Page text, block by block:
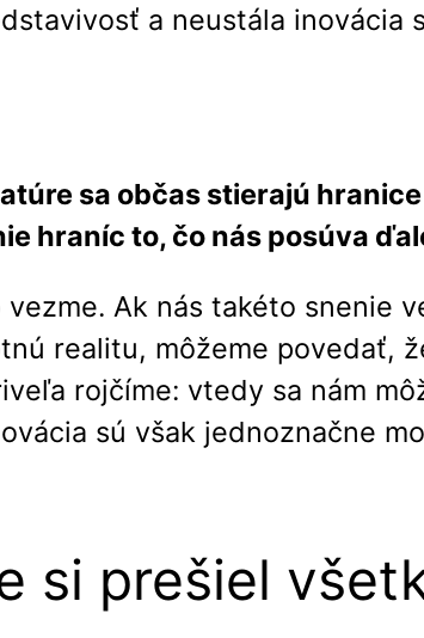
a neustála inovácia
sa občas stierajú
hraníc to, čo nás posúva
vezme. Ak nás takéto snenie
realitu, môžeme povedať,
rojčíme: vtedy sa nám
sú však jednoznačne
si prešiel